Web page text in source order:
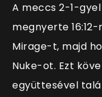
A meccs 2-1-
megnyerte
Mirage-t, majd
Nuke-ot. Ezt
együttesével